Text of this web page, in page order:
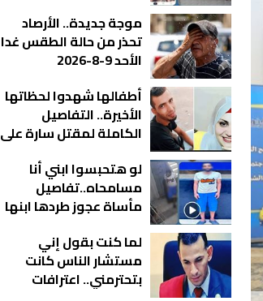
موجة جديدة.. الأرصاد
تحذر من حالة الطقس غدا
الأحد 9-8-2026
أطفالها شهدوا لحظاتها
الأخيرة.. التفاصيل
الكاملة لمقتل سارة على
لو هتحبسوا ابني أنا
مسامحاه..تفاصيل
مأساة عجوز طردها ابنها
فيديو
لما كنت بقول إني
مستشار الناس كانت
بتحترمني.. اعترافات